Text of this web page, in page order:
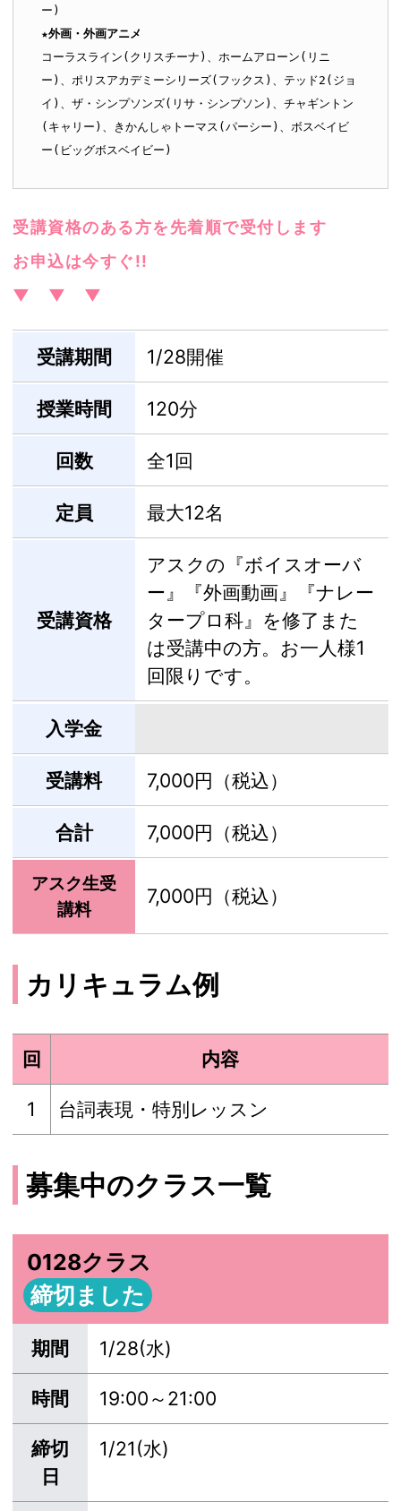
★外画・外画アニメ
コーラスライン(クリスチーナ)、ホームアローン(リニ
ー)、ポリスアカデミーシリーズ(フックス)、テッド2(ジョ
イ)、ザ・シンプソンズ(リサ・シンプソン)、チャギントン
(キャリー)、きかんしゃトーマス(パーシー)、ボスベイビ
ー(ビッグボスベイビー)
受講資格のある方を先着順で受付します
お申込は今すぐ!!
▼ ▼ ▼
受講期間 1/28開催
授業時間 120分
回数 全1回
定員 最大12名
受講資格
アスクの『ボイスオーバ
ー』『外画動画』『ナレー
タープロ科』を修了また
は受講中の方。お一人様1
回限りです。
入学金
受講料 7,000円（税込）
合計 7,000円（税込）
アスク生受
講料
7,000円（税込）
カリキュラム例
回 内容
1 台詞表現・特別レッスン
募集中のクラス一覧
0128クラス
締切ました
期間 1/28(水)
時間 19:00～21:00
締切
日
1/21(水)